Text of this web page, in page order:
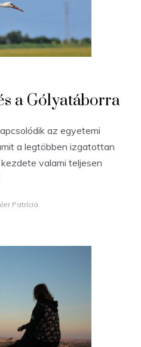
a Gólyatáborra
az egyetemi
a legtöbben izgatottan
valami teljesen
Patrícia